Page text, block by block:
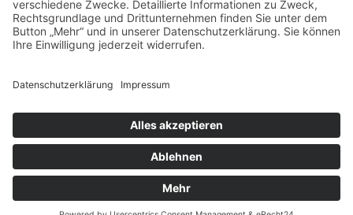
Posted on9. November 20154. März 2020byChristian Ehrnstraßer
Datenschutz
Free WordPress Theme |
AccessPress Lite